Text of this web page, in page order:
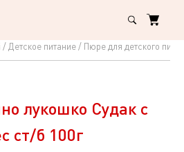
Детское питание Пюре для детского
лукошко Судак с
ст/б 100г